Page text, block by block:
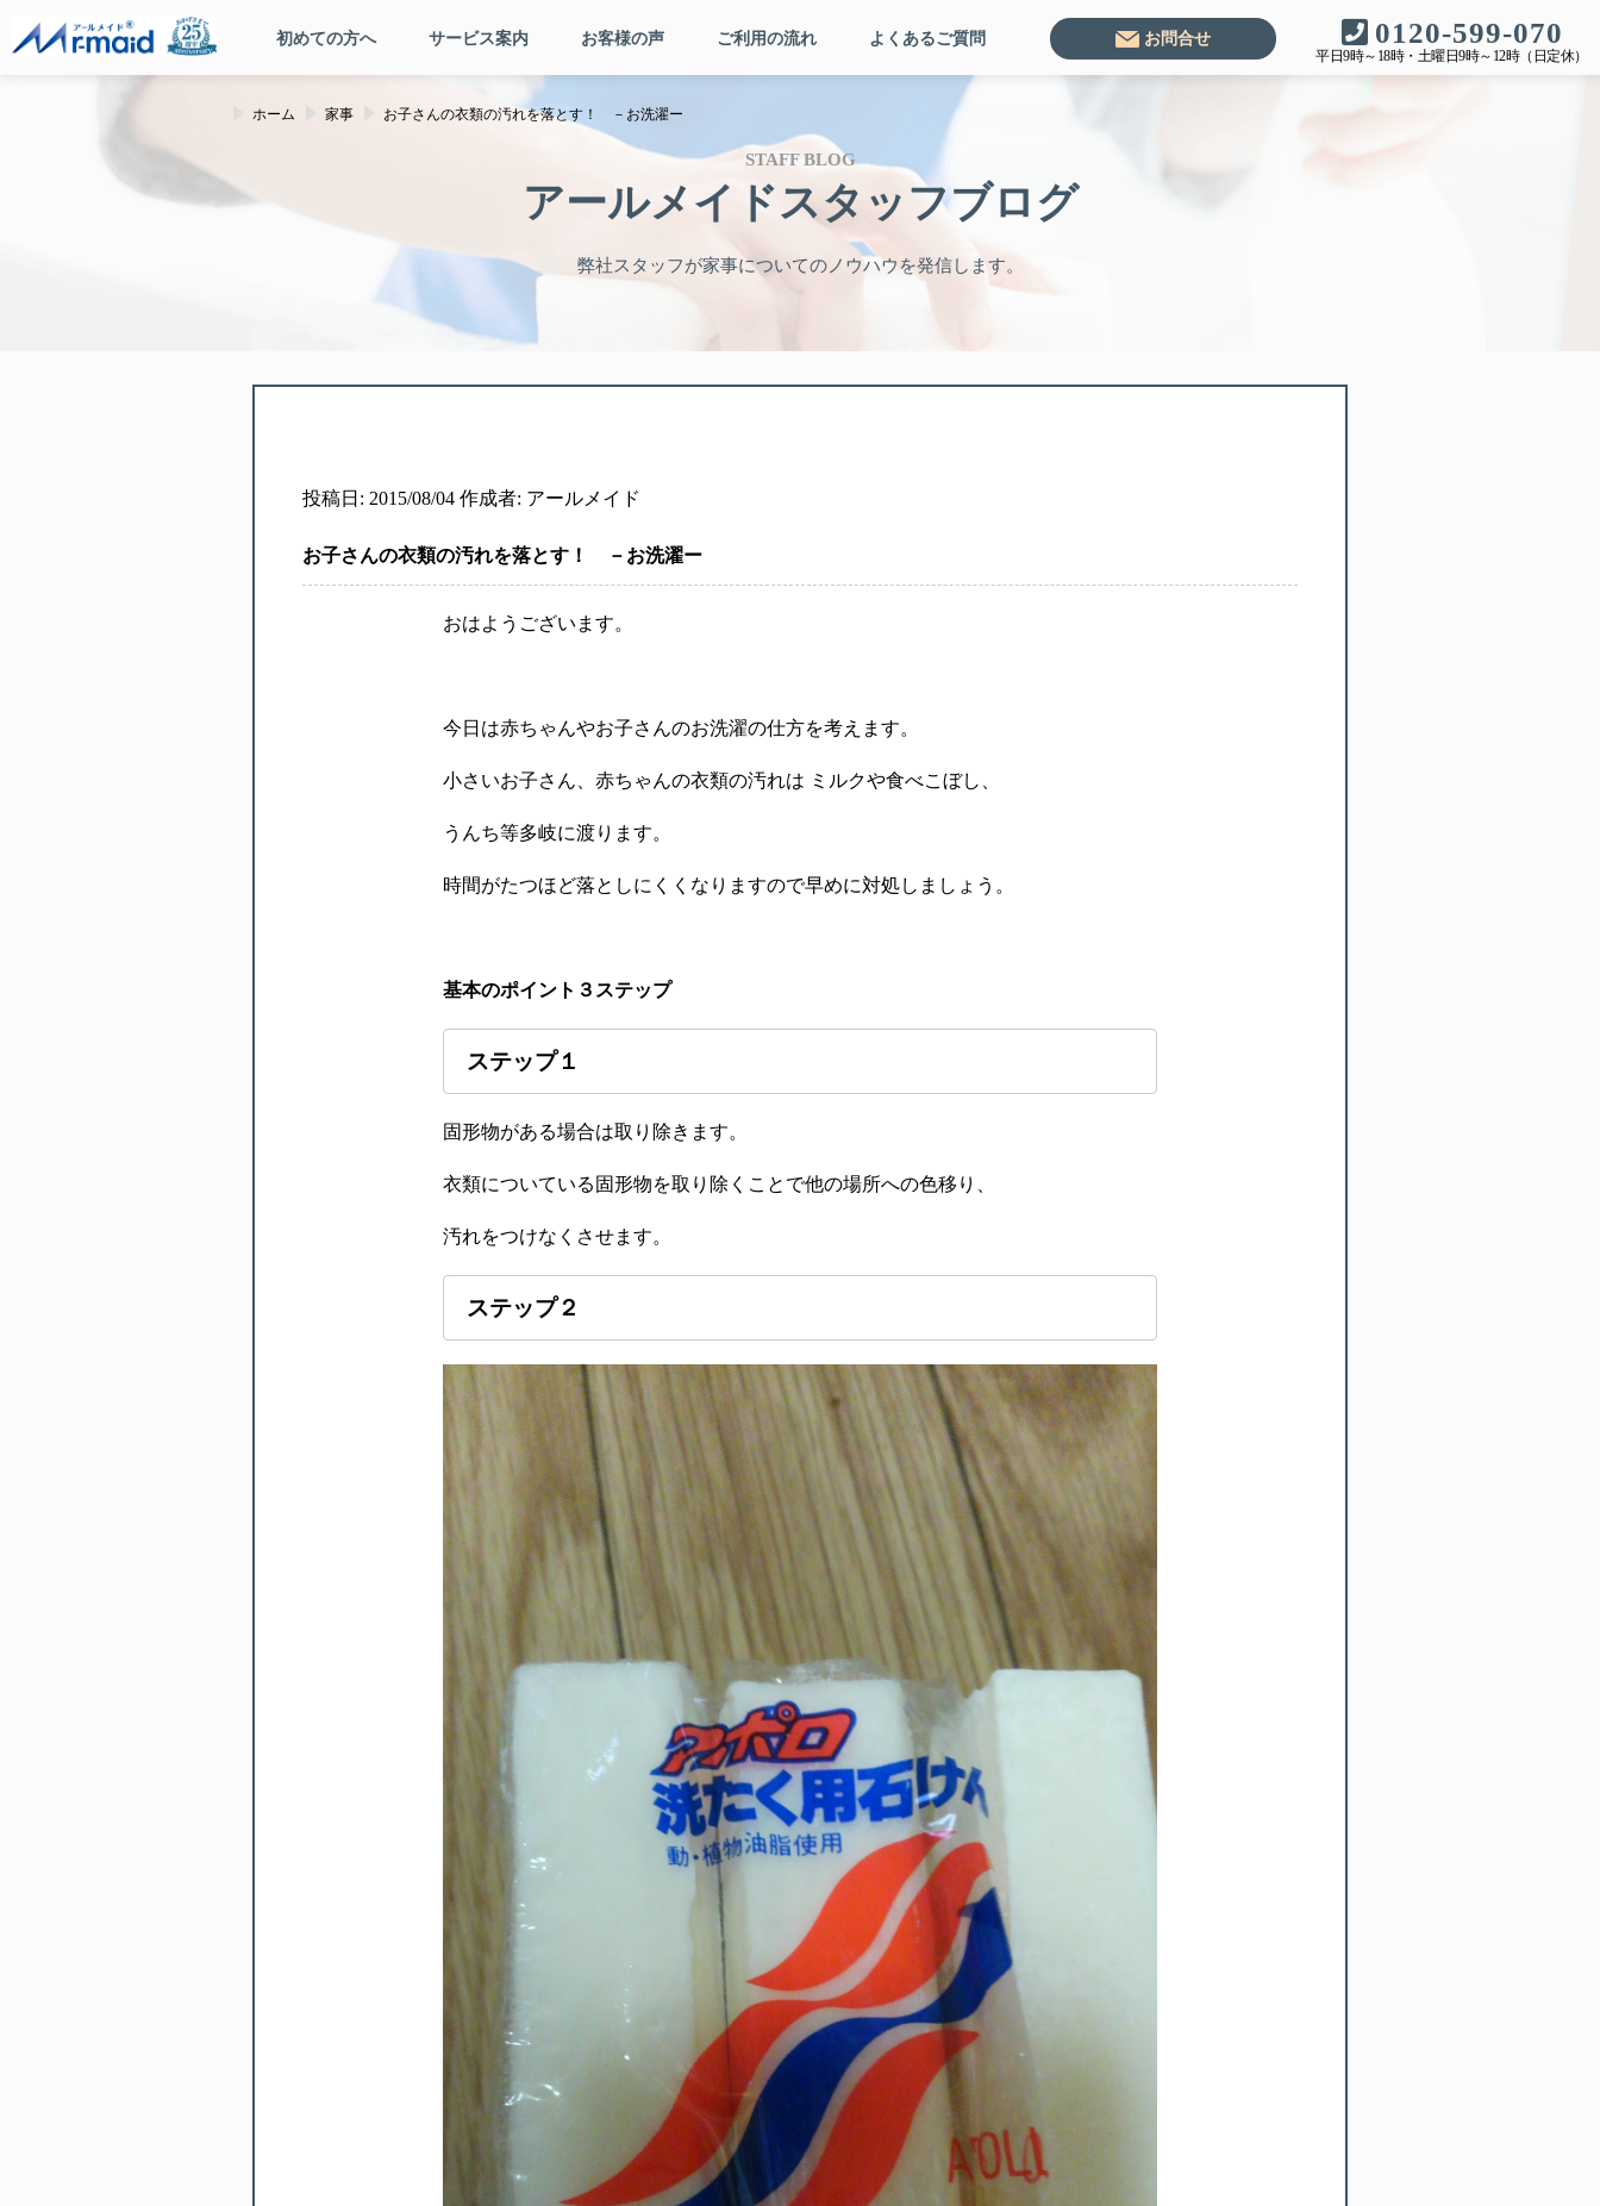
初めての方へ サービス案内 お客様の声 ご利用の流れ よくあるご質問 お問合せ 0120-599-070
平日9時～18時・土曜日9時～12時（日定休）
STAFF BLOG
アールメイドスタッフブログ
弊社スタッフが家事についてのノウハウを発信します。
ホーム 家事 お子さんの衣類の汚れを落とす！ －お洗濯ー
投稿日: 2015/08/04 作成者: アールメイド
お子さんの衣類の汚れを落とす！ －お洗濯ー
おはようございます。
今日は赤ちゃんやお子さんのお洗濯の仕方を考えます。
小さいお子さん、赤ちゃんの衣類の汚れは ミルクや食べこぼし、
うんち等多岐に渡ります。
時間がたつほど落としにくくなりますので早めに対処しましょう。
基本のポイント３ステップ
ステップ１
固形物がある場合は取り除きます。
衣類についている固形物を取り除くことで他の場所への色移り、
汚れをつけなくさせます。
ステップ２